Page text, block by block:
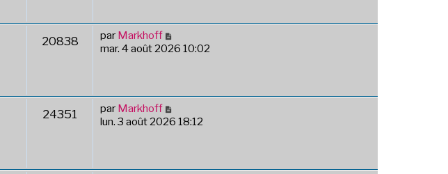
20838 par Markhoff
mar. 4 août 2026 10:02
24351 par Markhoff
lun. 3 août 2026 18:12